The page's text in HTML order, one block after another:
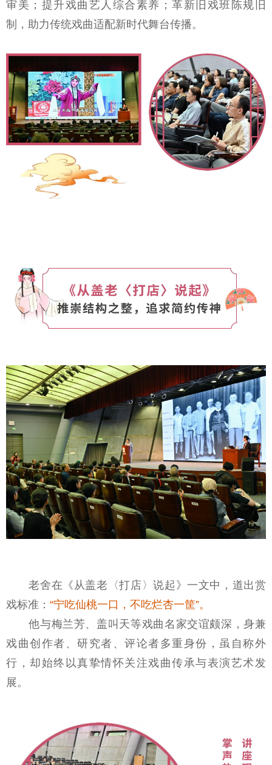
审美；提升戏曲艺人综合素养；革新旧戏班陈规旧
制，助力传统戏曲适配新时代舞台传播。
老舍在《从盖老〈打店〉说起》一文中，道出赏
戏标准： “宁吃仙桃一口，不吃烂杏一筐”。
他与梅兰芳、盖叫天等戏曲名家交谊颇深，身兼
戏曲创作者、研究者、评论者多重身份，虽自称外
行，却始终以真挚情怀关注戏曲传承与表演艺术发
展。